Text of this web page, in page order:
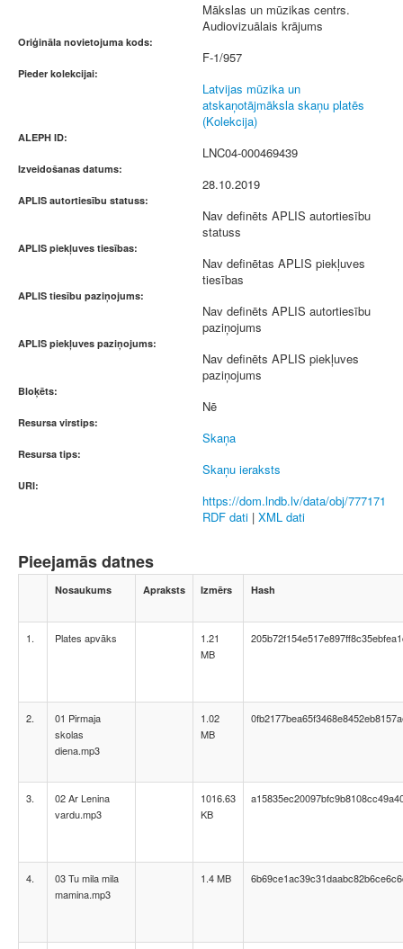
Mākslas un mūzikas centrs.
Audiovizuālais krājums
Oriģināla novietojuma kods:
F-1/957
Pieder kolekcijai:
Latvijas mūzika un
atskaņotājmāksla skaņu platēs
(Kolekcija)
ALEPH ID:
LNC04-000469439
Izveidošanas datums:
28.10.2019
APLIS autortiesību statuss:
Nav definēts APLIS autortiesību
statuss
APLIS piekļuves tiesības:
Nav definētas APLIS piekļuves
tiesības
APLIS tiesību paziņojums:
Nav definēts APLIS autortiesību
paziņojums
APLIS piekļuves paziņojums:
Nav definēts APLIS piekļuves
paziņojums
Bloķēts:
Nē
Resursa virstips:
Skaņa
Resursa tips:
Skaņu ieraksts
URI:
https://dom.lndb.lv/data/obj/777171
RDF dati | XML dati
Pieejamās datnes
Nosaukums Apraksts Izmērs Hash
1. Plates apvāks
1.21
MB
2.
01 Pirmaja
skolas
diena.mp3
1.02
MB
3.
02 Ar Lenina
vardu.mp3
1016.63
KB
4.
03 Tu mila mila
mamina.mp3
1.4 MB